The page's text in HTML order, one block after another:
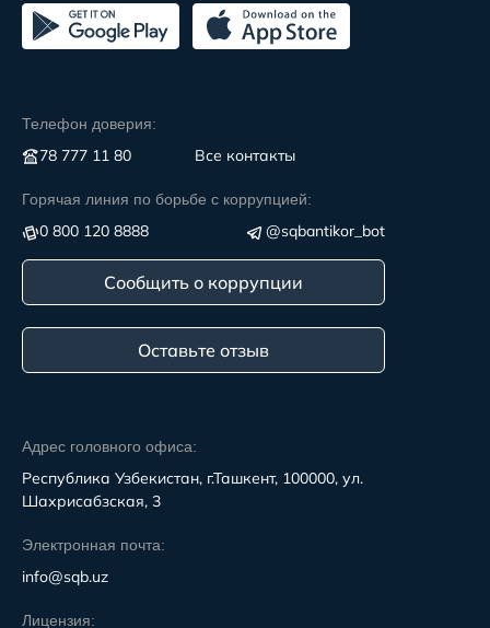
Адрес головного офиса:
Республика Узбекистан, г.Ташкент, 100000, ул.
Шахрисабзская, 3
Электронная почта:
info@sqb.uz
Лицензия:
Телефон доверия:
78 777 11 80 Все контакты
Горячая линия по борьбе с коррупцией:
0 800 120 8888 @sqbantikor_bot
Сообщить о коррупции
Оставьте отзыв